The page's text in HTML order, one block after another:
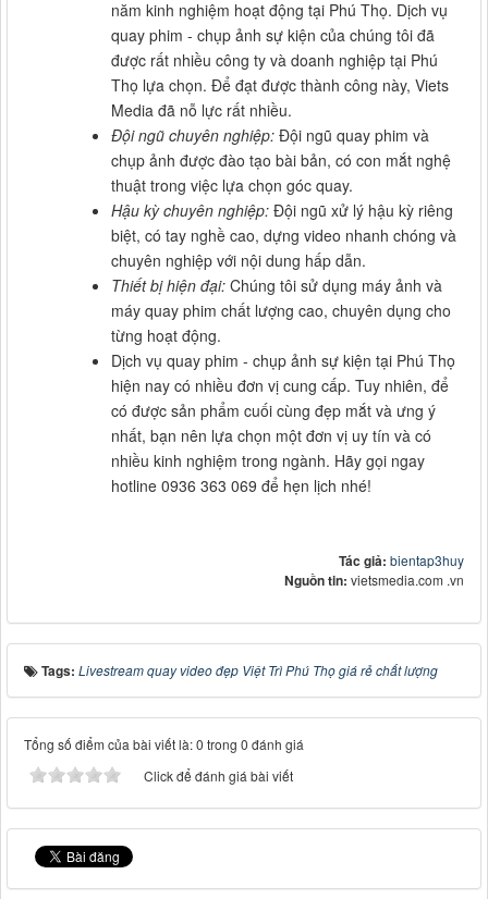
năm kinh nghiệm hoạt động tại Phú Thọ. Dịch vụ
quay phim - chụp ảnh sự kiện của chúng tôi đã
được rất nhiều công ty và doanh nghiệp tại Phú
Thọ lựa chọn. Để đạt được thành công này, Viets
Media đã nỗ lực rất nhiều.
Đội ngũ chuyên nghiệp: Đội ngũ quay phim và
chụp ảnh được đào tạo bài bản, có con mắt nghệ
thuật trong việc lựa chọn góc quay.
Hậu kỳ chuyên nghiệp: Đội ngũ xử lý hậu kỳ riêng
biệt, có tay nghề cao, dựng video nhanh chóng và
chuyên nghiệp với nội dung hấp dẫn.
Thiết bị hiện đại: Chúng tôi sử dụng máy ảnh và
máy quay phim chất lượng cao, chuyên dụng cho
từng hoạt động.
Dịch vụ quay phim - chụp ảnh sự kiện tại Phú Thọ
hiện nay có nhiều đơn vị cung cấp. Tuy nhiên, để
có được sản phẩm cuối cùng đẹp mắt và ưng ý
nhất, bạn nên lựa chọn một đơn vị uy tín và có
nhiều kinh nghiệm trong ngành. Hãy gọi ngay
hotline 0936 363 069 để hẹn lịch nhé!
Tác giả: bientap3huy
Nguồn tin: vietsmedia.com .vn
Tags: Livestream quay video đẹp Việt Trì Phú Thọ giá rẻ chất lượng
Tổng số điểm của bài viết là: 0 trong 0 đánh giá
Click để đánh giá bài viết